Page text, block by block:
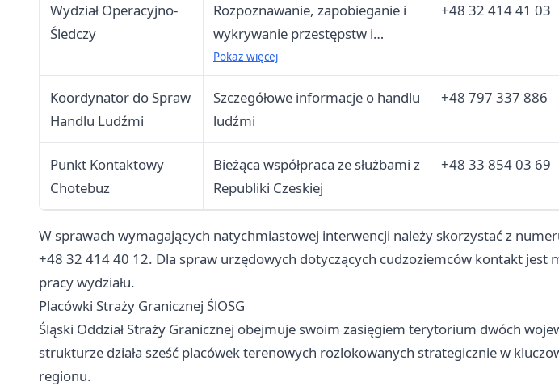
Wydział Operacyjno-
Śledczy
Rozpoznawanie, zapobieganie i
wykrywanie przestępstw i
wykroczeń oraz ściganie ich
sprawców, współpraca z
organami ścigania RP
Pokaż więcej
+48 32 414 41 03
Koordynator do Spraw
Handlu Ludźmi
Szczegółowe informacje o handlu
ludźmi
+48 797 337 886
Punkt Kontaktowy
Chotebuz
Bieżąca współpraca ze służbami z
Republiki Czeskiej
+48 33 854 03 69
W sprawach wymagających natychmiastowej interwencji należy skorzystać z
+48 32 414 40 12. Dla spraw urzędowych dotyczących cudzoziemców kontakt jest
pracy wydziału.
Placówki Straży Granicznej ŚlOSG
Śląski Oddział Straży Granicznej obejmuje swoim zasięgiem terytorium dwóch
strukturze działa sześć placówek terenowych rozlokowanych strategicznie w
regionu.